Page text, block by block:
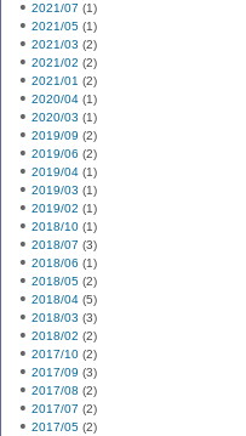
2021/07 (1)
2021/05 (1)
2021/03 (2)
2021/02 (2)
2021/01 (2)
2020/04 (1)
2020/03 (1)
2019/09 (2)
2019/06 (2)
2019/04 (1)
2019/03 (1)
2019/02 (1)
2018/10 (1)
2018/07 (3)
2018/06 (1)
2018/05 (2)
2018/04 (5)
2018/03 (3)
2018/02 (2)
2017/10 (2)
2017/09 (3)
2017/08 (2)
2017/07 (2)
2017/05 (2)